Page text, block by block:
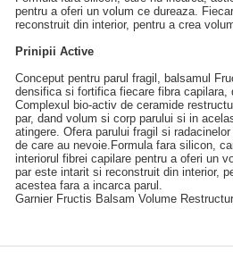
pentru a oferi un volum ce dureaza.
reconstruit din interior, pentru a crea
Prinipii Active
Conceput pentru parul fragil, balsamul
densifica si fortifica fiecare fibra capilara,
Complexul bio-activ de ceramide
par, dand volum si corp parului si in
atingere. Ofera parului fragil si
de care au nevoie.Formula fara silicon,
interiorul fibrei capilare pentru a oferi un
par este intarit si reconstruit din interior,
acestea fara a incarca parul.
Garnier Fructis Balsam Volume